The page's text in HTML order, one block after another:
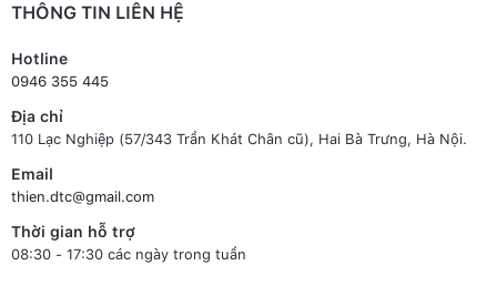
THÔNG TIN LIÊN HỆ
Hotline
0946 355 445
Địa chỉ
110 Lạc Nghiệp (57/343 Trần Khát Chân cũ), Hai Bà Trưng, Hà Nội.
Email
thien.dtc@gmail.com
Thời gian hỗ trợ
08:30 - 17:30 các ngày trong tuần